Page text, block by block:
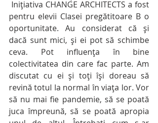
pentru elevii Clasei pregătitoare B o
oportunitate. Au considerat că și
dacă sunt mici, și ei pot să schimbe
ceva. Pot influența în bine
colectivitatea din care fac parte. Am
discutat cu ei și toți își doreau să
revină totul la normal în viața lor. Vor
să nu mai fie pandemie, să se poată
juca împreună, să se poată apropia